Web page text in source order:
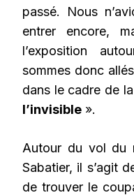
passé. Nous
entrer encore,
l’exposition
sommes donc
dans le cadre de
l’invisible ».
Autour du vol du
Sabatier, il s’agit
de trouver le